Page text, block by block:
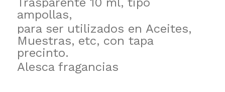
ampollas,
para ser utilizados en Aceites,
Muestras, etc, con tapa
precinto.
Alesca fragancias